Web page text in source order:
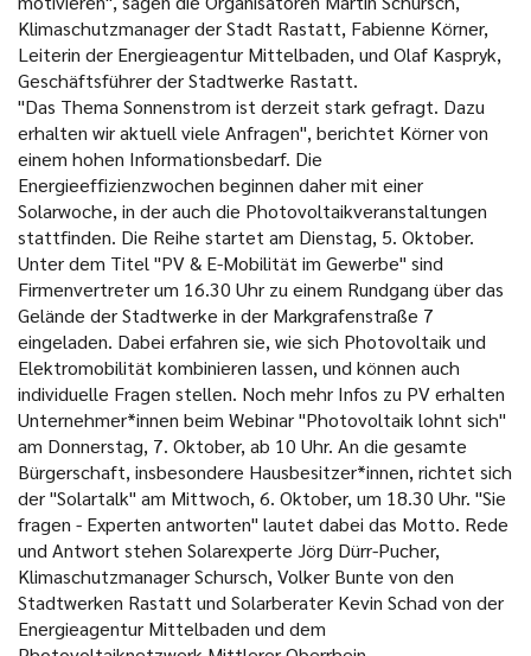
Klimaschutzmanager der Stadt Rastatt, Fabienne Körner,
Leiterin der Energieagentur Mittelbaden, und Olaf Kaspryk,
Geschäftsführer der Stadtwerke Rastatt.
"Das Thema Sonnenstrom ist derzeit stark gefragt. Dazu
erhalten wir aktuell viele Anfragen", berichtet Körner von
einem hohen Informationsbedarf. Die
Energieeffizienzwochen beginnen daher mit einer
Solarwoche, in der auch die Photovoltaikveranstaltungen
stattfinden. Die Reihe startet am Dienstag, 5. Oktober.
Unter dem Titel "PV & E-Mobilität im Gewerbe" sind
Firmenvertreter um 16.30 Uhr zu einem Rundgang über das
Gelände der Stadtwerke in der Markgrafenstraße 7
eingeladen. Dabei erfahren sie, wie sich Photovoltaik und
Elektromobilität kombinieren lassen, und können auch
individuelle Fragen stellen. Noch mehr Infos zu PV erhalten
Unternehmer*innen beim Webinar "Photovoltaik lohnt sich"
am Donnerstag, 7. Oktober, ab 10 Uhr. An die gesamte
Bürgerschaft, insbesondere Hausbesitzer*innen, richtet sich
der "Solartalk" am Mittwoch, 6. Oktober, um 18.30 Uhr. "Sie
fragen - Experten antworten" lautet dabei das Motto. Rede
und Antwort stehen Solarexperte Jörg Dürr-Pucher,
Klimaschutzmanager Schursch, Volker Bunte von den
Stadtwerken Rastatt und Solarberater Kevin Schad von der
Energieagentur Mittelbaden und dem